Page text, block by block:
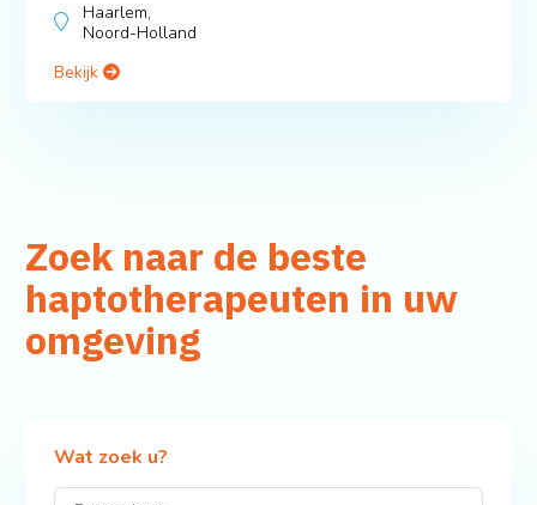
Haarlem,
Noord-Holland
Bekijk
Zoek naar de beste
haptotherapeuten in uw
omgeving
Wat zoek u?